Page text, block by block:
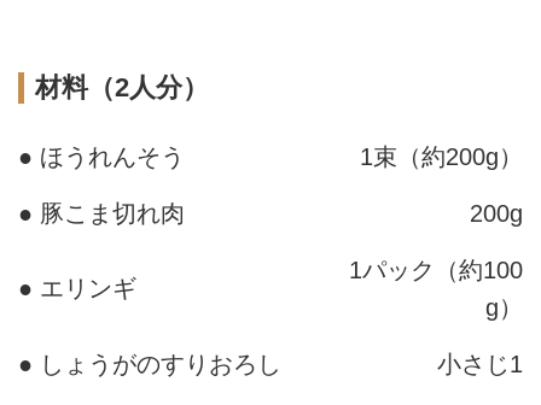
材料（2人分）
● ほうれんそう 1束（約200g）
● 豚こま切れ肉 200g
● エリンギ
1パック（約100
g）
● しょうがのすりおろし 小さじ1